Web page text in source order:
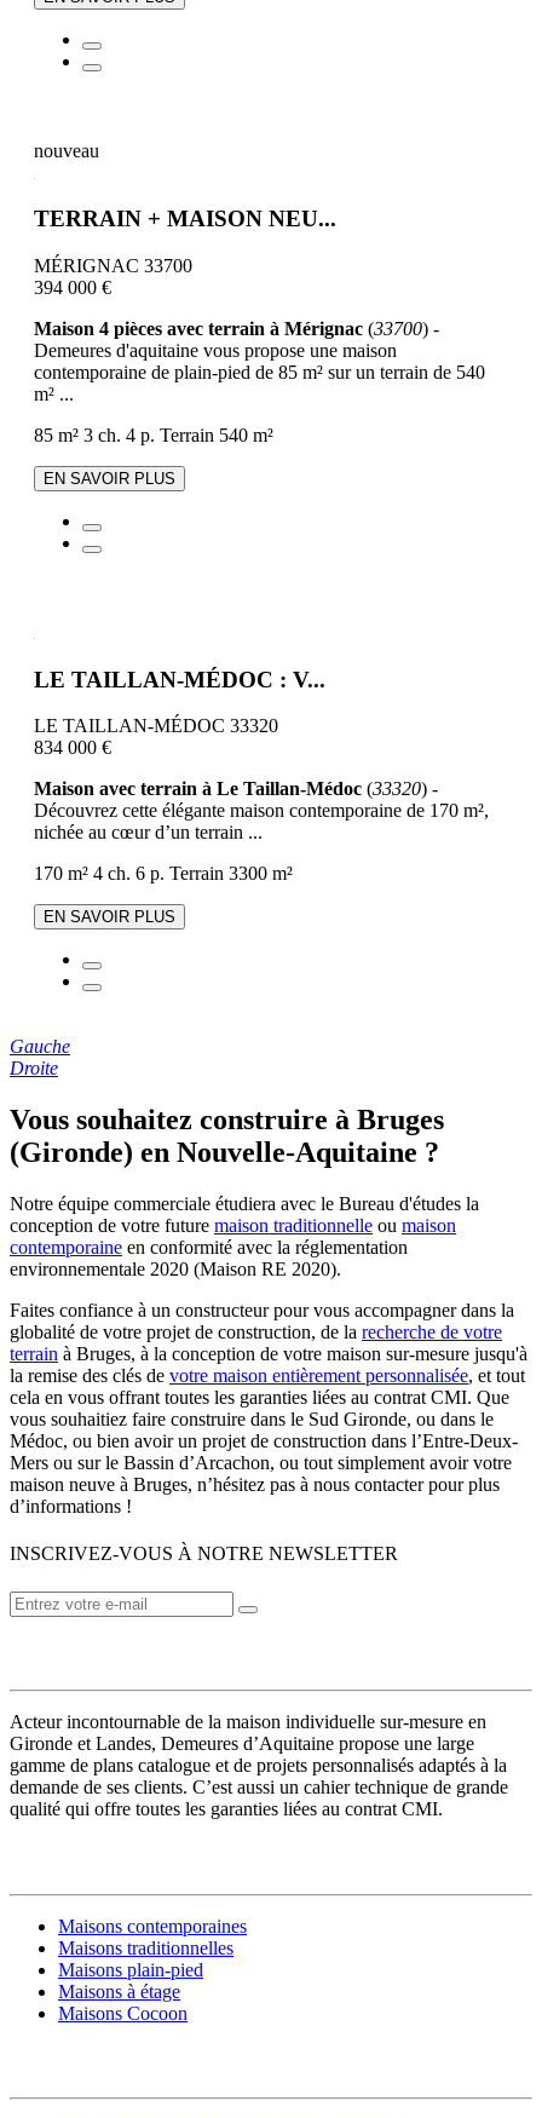
nouveau
TERRAIN + MAISON NEU...
MÉRIGNAC 33700
394 000 €
Maison 4 pièces avec terrain à Mérignac (33700) -
Demeures d'aquitaine vous propose une maison
contemporaine de plain-pied de 85 m² sur un terrain de 540
m² ...
85 m² 3 ch. 4 p. Terrain 540 m²
EN SAVOIR PLUS
LE TAILLAN-MÉDOC : V...
LE TAILLAN-MÉDOC 33320
834 000 €
Maison avec terrain à Le Taillan-Médoc (33320) -
Découvrez cette élégante maison contemporaine de 170 m²,
nichée au cœur d’un terrain ...
170 m² 4 ch. 6 p. Terrain 3300 m²
EN SAVOIR PLUS
Gauche
Droite
Vous souhaitez construire à Bruges
(Gironde) en Nouvelle-Aquitaine ?
Notre équipe commerciale étudiera avec le Bureau d'études la
conception de votre future maison traditionnelle ou maison
contemporaine en conformité avec la réglementation
environnementale 2020 (Maison RE 2020).
Faites confiance à un constructeur pour vous accompagner dans la
globalité de votre projet de construction, de la recherche de votre
terrain à Bruges, à la conception de votre maison sur-mesure jusqu'à
la remise des clés de votre maison entièrement personnalisée, et tout
cela en vous offrant toutes les garanties liées au contrat CMI. Que
vous souhaitiez faire construire dans le Sud Gironde, ou dans le
Médoc, ou bien avoir un projet de construction dans l’Entre-Deux-
Mers ou sur le Bassin d’Arcachon, ou tout simplement avoir votre
maison neuve à Bruges, n’hésitez pas à nous contacter pour plus
d’informations !
INSCRIVEZ-VOUS À NOTRE NEWSLETTER
Acteur incontournable de la maison individuelle sur-mesure en
Gironde et Landes, Demeures d’Aquitaine propose une large
gamme de plans catalogue et de projets personnalisés adaptés à la
demande de ses clients. C’est aussi un cahier technique de grande
qualité qui offre toutes les garanties liées au contrat CMI.
Maisons contemporaines
Maisons traditionnelles
Maisons plain-pied
Maisons à étage
Maisons Cocoon